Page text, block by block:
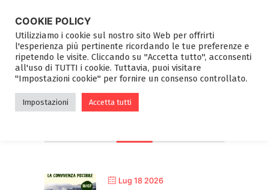
CARO NEMICO
Lug 18 2026
COOKIE POLICY
Utilizziamo i cookie sul nostro sito Web per offrirti
l'esperienza più pertinente ricordando le tue preferenze e
ripetendo le visite. Cliccando su "Accetta tutto", acconsenti
all'uso di TUTTI i cookie. Tuttavia, puoi visitare
"Impostazioni cookie" per fornire un consenso controllato.
Impostazioni Accetta tutti